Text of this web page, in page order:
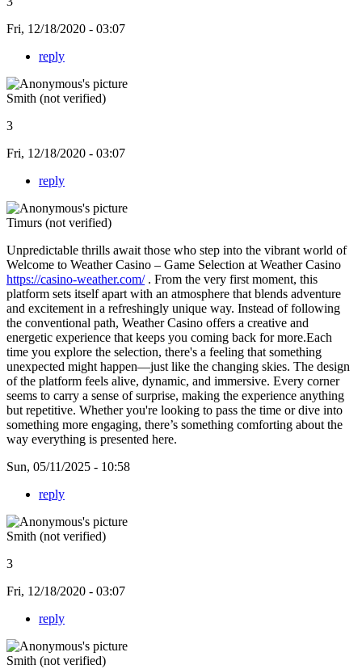
Fri, 12/18/2020 - 03:07
reply
Smith (not verified)
3
Fri, 12/18/2020 - 03:07
reply
Timurs (not verified)
Unpredictable thrills await those who step into the vibrant world of
Welcome to Weather Casino – Game Selection at Weather Casino
https://casino-weather.com/. From the very first moment, this
platform sets itself apart with an atmosphere that blends adventure
and excitement in a refreshingly unique way. Instead of following
the conventional path, Weather Casino offers a creative and
energetic experience that keeps you coming back for more.Each
time you explore the selection, there's a feeling that something
unexpected might happen—just like the changing skies. The design
of the platform feels alive, dynamic, and immersive. Every corner
seems to carry a sense of surprise, making the experience anything
but repetitive. Whether you're looking to pass the time or dive into
something more engaging, there’s something comforting about the
way everything is presented here.
Sun, 05/11/2025 - 10:58
reply
Smith (not verified)
3
Fri, 12/18/2020 - 03:07
reply
Smith (not verified)